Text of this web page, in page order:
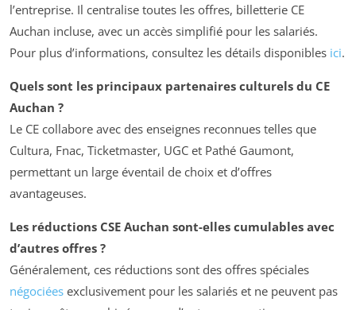
l’entreprise. Il centralise toutes les offres, billetterie CE
Auchan incluse, avec un accès simplifié pour les salariés.
Pour plus d’informations, consultez les détails disponibles ici.
Quels sont les principaux partenaires culturels du CE
Auchan ?
Le CE collabore avec des enseignes reconnues telles que
Cultura, Fnac, Ticketmaster, UGC et Pathé Gaumont,
permettant un large éventail de choix et d’offres
avantageuses.
Les réductions CSE Auchan sont-elles cumulables avec
d’autres offres ?
Généralement, ces réductions sont des offres spéciales
négociées exclusivement pour les salariés et ne peuvent pas